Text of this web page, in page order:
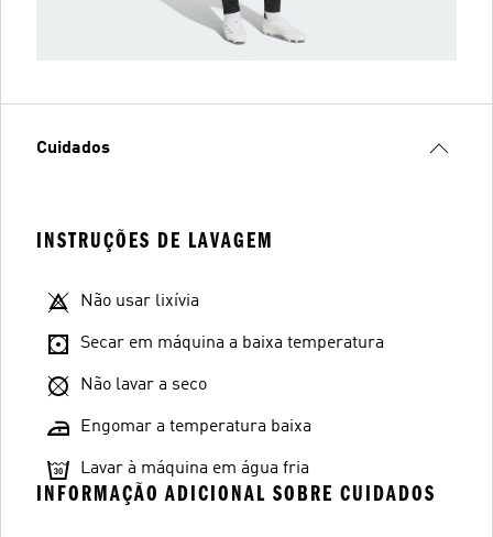
Cuidados
INSTRUÇÕES DE LAVAGEM
Não usar lixívia
Secar em máquina a baixa temperatura
Não lavar a seco
Engomar a temperatura baixa
Lavar à máquina em água fria
INFORMAÇÃO ADICIONAL SOBRE CUIDADOS